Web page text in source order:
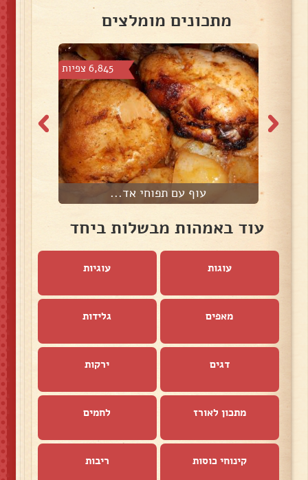
מתכונים מומלצים
6,845 צפיות
עוף עם תפוחי אד...
עוד באמהות מבשלות ביחד
עוגות עוגיות
מאפים גלידות
דגים ירקות
מתכון לאורז לחמים
קינוחי כוסות ריבות